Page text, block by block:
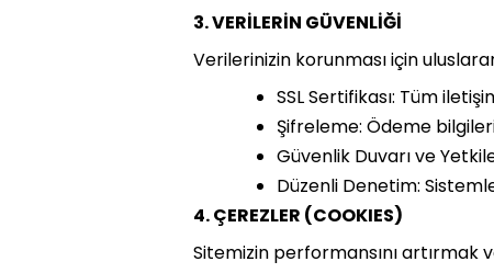
3. VERİLERİN GÜVENLİĞİ
Verilerinizin korunması için
SSL Sertifikası: Tüm
Şifreleme: Ödeme
Güvenlik Duvarı ve
Düzenli Denetim:
4. ÇEREZLER (COOKIES)
Sitemizin performansını artırmak